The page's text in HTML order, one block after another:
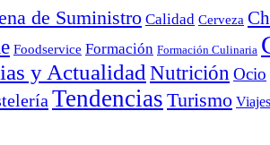
de Suministro Calidad Cerveza
Foodservice Formación Formación Culinaria
y Actualidad Nutrición Ocio
Tendencias Turismo